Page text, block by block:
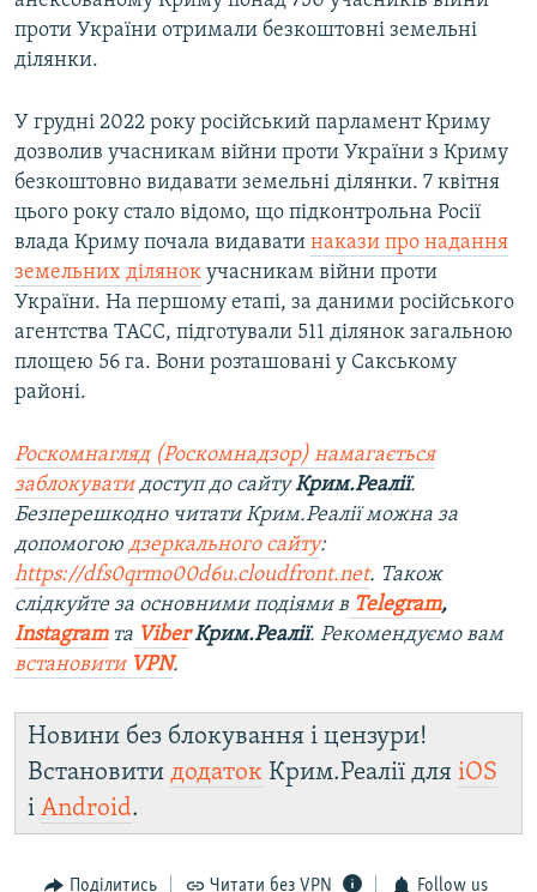
проти України отримали безкоштовні земельні
ділянки.
У грудні 2022 року російський парламент Криму
дозволив учасникам війни проти України з Криму
безкоштовно видавати земельні ділянки. 7 квітня
цього року стало відомо, що підконтрольна Росії
влада Криму почала видавати накази про надання
земельних ділянок учасникам війни проти
України. На першому етапі, за даними російського
агентства ТАСС, підготували 511 ділянок загальною
площею 56 га. Вони розташовані у Сакському
районі.
Роскомнагляд (Роскомнадзор) намагається
заблокуватидоступ до сайтуКрим.Реалії.
Безперешкодно читати Крим.Реалії можна за
допомогою дзеркального сайту:
https://dfs0qrmo00d6u.cloudfront.net. Також
слідкуйте за основними подіями в Telegram,
Instagramта ViberКрим.Реалії. Рекомендуємо вам
встановити VPN.
Новини без блокування і цензури!
Встановити додаток Крим.Реалії для iOS
і Android.
Поділитись Читати без VPN Follow us